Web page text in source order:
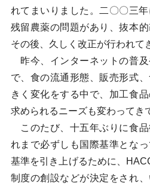
れてまいりました。二〇〇三
残留農薬の問題があり、抜本的
その後、久しく改正が行われて
昨今、インターネットの普
で、食の流通形態、販売形式
きく変化をする中で、加工食
求められるニーズも変わってき
このたび、十五年ぶりに食品
れまで必ずしも国際基準とな
基準を引き上げるために、
制度の創設などが決定をされ